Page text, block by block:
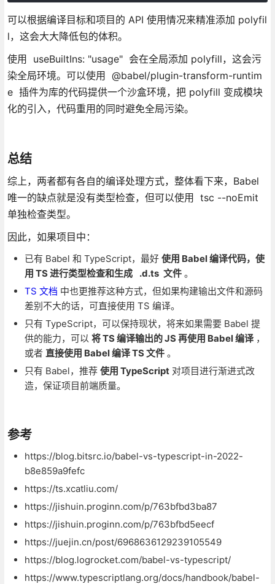
可以根据编译目标和项目的 API 使用情况来精准添加 polyfil
l，这会大大降低包的体积。
使用 useBuiltIns: "usage" 会在全局添加 polyfill，这会污
染全局环境。可以使用 @babel/plugin-transform-runtim
e 插件为库的代码提供一个沙盒环境，把 polyfill 变成模块
化的引入，代码重用的同时避免全局污染。
总结
综上，两者都有各自的编译处理方式，整体看下来，Babel
唯一的缺点就是没有类型检查，但可以使用 tsc --noEmit
单独检查类型。
因此，如果项目中：
已有 Babel 和 TypeScript，最好 使用 Babel 编译代码，使
用 TS 进行类型检查和生成
.d.ts 文件。
TS 文档 中也更推荐这种方式，但如果构建输出文件和源码
差别不大的话，可直接使用 TS 编译。
只有 TypeScript，可以保持现状，将来如果需要 Babel 提
供的能力，可以 将 TS 编译输出的 JS 再使用 Babel 编译，
或者 直接使用 Babel 编译 TS 文件。
只有 Babel，推荐 使用 TypeScript对项目进行渐进式改
造，保证项目前端质量。
参考
https://blog.bitsrc.io/babel-vs-typescript-in-2022-
b8e859a9fefc
https://ts.xcatliu.com/
https://jishuin.proginn.com/p/763bfbd3ba87
https://jishuin.proginn.com/p/763bfbd5eecf
https://juejin.cn/post/6968636129239105549
https://blog.logrocket.com/babel-vs-typescript/
https://www.typescriptlang.org/docs/handbook/babel-